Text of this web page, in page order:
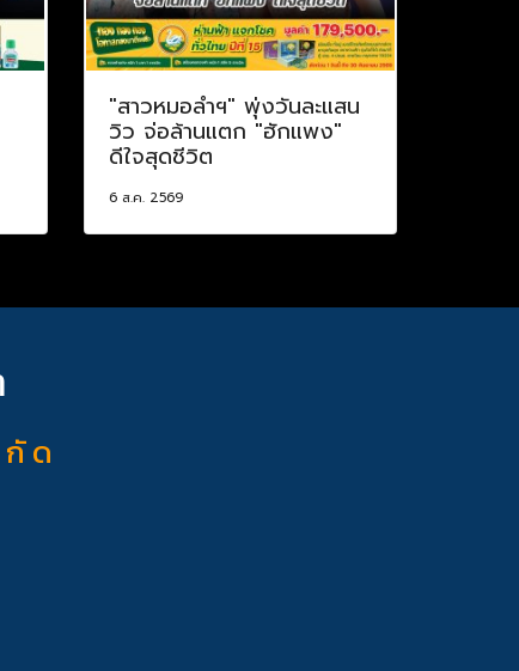
"สาวหมอลำฯ" พุ่งวันละแสน
วิว จ่อล้านแตก "ฮักแพง"
ดีใจสุดชีวิต
6 ส.ค. 2569
ด